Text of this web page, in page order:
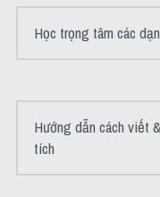
Học trọng tâm các
Hướng dẫn cách viết
tích